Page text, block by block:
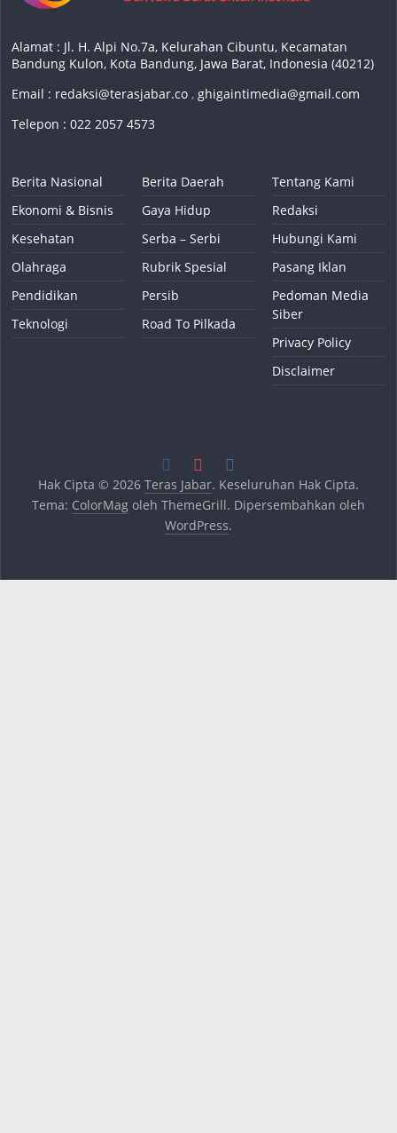
Alamat : Jl. H. Alpi No.7a, Kelurahan Cibuntu, Kecamatan
Bandung Kulon, Kota Bandung, Jawa Barat, Indonesia (40212)
Email : redaksi@terasjabar.co ,ghigaintimedia@gmail.com
Telepon : 022 2057 4573
Berita Nasional
Ekonomi & Bisnis
Kesehatan
Olahraga
Pendidikan
Teknologi
Berita Daerah
Gaya Hidup
Serba – Serbi
Rubrik Spesial
Persib
Road To Pilkada
Tentang Kami
Redaksi
Hubungi Kami
Pasang Iklan
Pedoman Media
Siber
Privacy Policy
Disclaimer
Hak Cipta © 2026 Teras Jabar. Keseluruhan Hak Cipta.
Tema: ColorMagoleh ThemeGrill. Dipersembahkan oleh
WordPress.